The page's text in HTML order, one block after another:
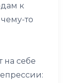
к
то
на себе